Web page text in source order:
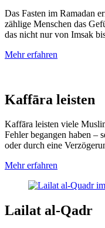
Das Fasten im Ramadan
zählige Menschen das
das nicht nur von Imsak
Mehrerfahren
Kaffāra leisten
Kaffāra leisten viele
Fehler be­gangen haben –
oder durch eine
Mehrerfahren
Lailat al-Qadr